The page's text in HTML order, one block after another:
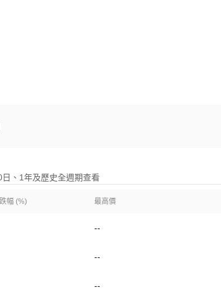
、1年及歷史全週期查看
幅 (%) 最高價
--
--
--